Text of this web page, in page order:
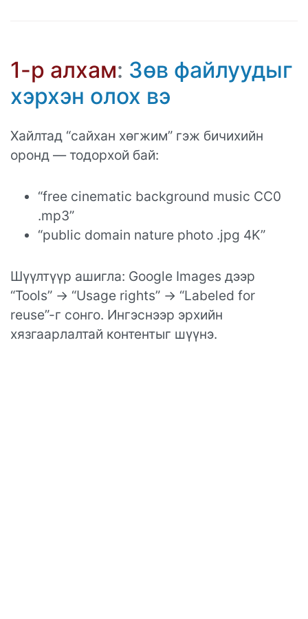
1-р алхам: Зөв файлуудыг
хэрхэн олох вэ
Хайлтад “сайхан хөгжим” гэж бичихийн
оронд — тодорхой бай:
“free cinematic background music CC0
.mp3”
“public domain nature photo .jpg 4K”
Шүүлтүүр ашигла: Google Images дээр
“Tools” → “Usage rights” → “Labeled for
reuse”-г сонго. Ингэснээр эрхийн
хязгаарлалтай контентыг шүүнэ.